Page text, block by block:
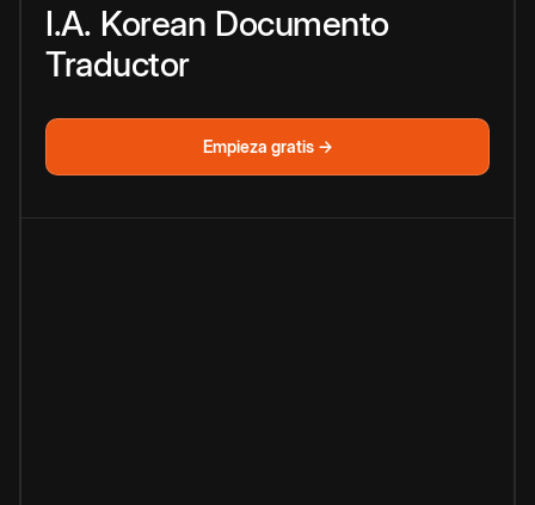
I.A. Korean Documento
Traductor
Empieza gratis →